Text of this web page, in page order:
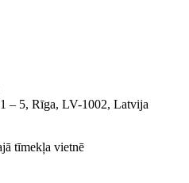
– 5, Rīga, LV-1002, Latvija
tīmekļa vietnē